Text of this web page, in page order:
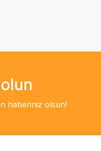
haberiniz olsun!